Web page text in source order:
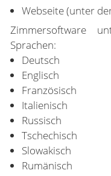
Webseite (unter
Zimmersoftware
Sprachen:
Deutsch
Englisch
Französisch
Italienisch
Russisch
Tschechisch
Slowakisch
Rumänisch